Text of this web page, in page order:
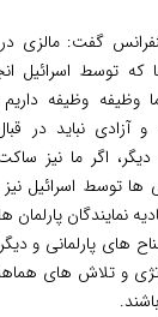
گفت: مالزی
که توسط اسرائیل
وظیفه وظیفه
آزادی نباید در
اگر ما نیز
ها توسط اسرائیل
نمایندگان پارلمان
های پارلمانی و
و تلاش های